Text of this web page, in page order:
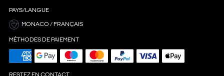
PAYS/LANGUE
MONACO / FRANÇAIS
MÉTHODES DE PAIEMENT